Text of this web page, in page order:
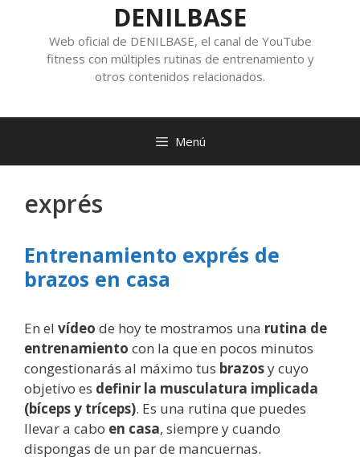
DENILBASE
Web oficial de DENILBASE, el canal de YouTube
fitness con múltiples rutinas de entrenamiento y
otros contenidos relacionados.
Menú
exprés
Entrenamiento exprés de
brazos en casa
En el vídeo de hoy te mostramos una rutina de
entrenamiento con la que en pocos minutos
congestionarás al máximo tus brazosy cuyo
objetivo es definir la musculatura implicada
(bíceps y tríceps). Es una rutina que puedes
llevar a cabo en casa, siempre y cuando
dispongas de un par de mancuernas.